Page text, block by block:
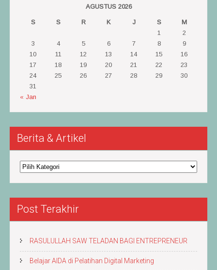
AGUSTUS 2026
S S R K J S
M
1
2
3
4 5 6 7 8
9
10
11 12 13 14 15
16
17
18 19 20 21 22
23
24
25 26 27 28 29
30
31
« Jan
Berita & Artikel
Berita
&
Artikel
Post Terakhir
RASULULLAH SAW TELADAN BAGI ENTREPRENEUR
Belajar AIDA di Pelatihan Digital Marketing